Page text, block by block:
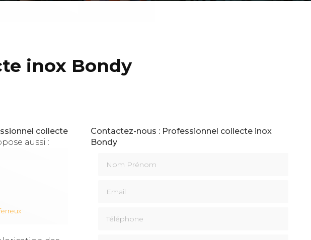
inox Bondy
collecte
aussi :
Contactez-nous : Professionnel collecte inox
Bondy